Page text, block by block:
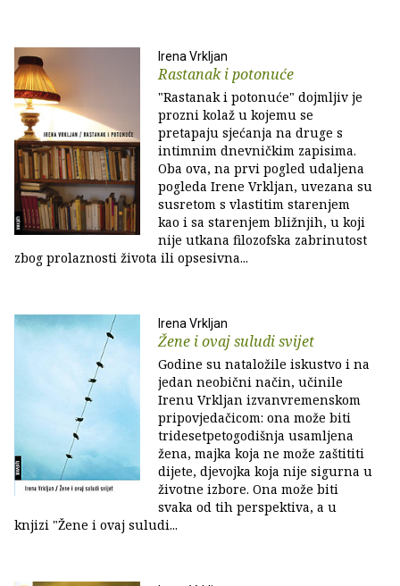
Irena Vrkljan
Rastanak i potonuće
"Rastanak i potonuće" dojmljiv je
prozni kolaž u kojemu se
pretapaju sjećanja na druge s
intimnim dnevničkim zapisima.
Oba ova, na prvi pogled udaljena
pogleda Irene Vrkljan, uvezana su
susretom s vlastitim starenjem
kao i sa starenjem bližnjih, u koji
nije utkana filozofska zabrinutost
zbog prolaznosti života ili opsesivna...
Irena Vrkljan
Žene i ovaj suludi svijet
Godine su nataložile iskustvo i na
jedan neobični način, učinile
Irenu Vrkljan izvanvremenskom
pripovjedačicom: ona može biti
tridesetpetogodišnja usamljena
žena, majka koja ne može zaštititi
dijete, djevojka koja nije sigurna u
životne izbore. Ona može biti
svaka od tih perspektiva, a u
knjizi "Žene i ovaj suludi...